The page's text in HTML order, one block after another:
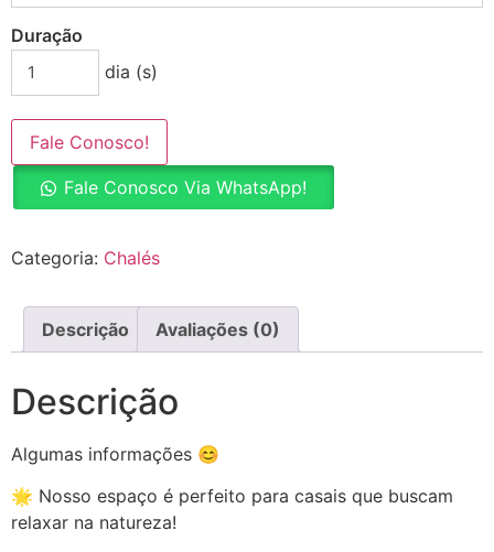
Duração
dia (s)
Fale Conosco!
Fale Conosco Via WhatsApp!
Categoria: Chalés
Descrição Avaliações (0)
Descrição
Algumas informações 😊
🌟 Nosso espaço é perfeito para casais que buscam
relaxar na natureza!